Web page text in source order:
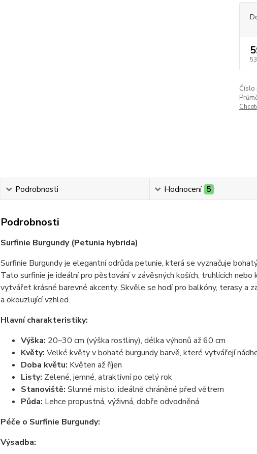
Číslo
Podrobnosti Hodnocení 5
Podrobnosti
Surfinie Burgundy (Petunia hybrida)
Surfinie Burgundy je elegantní odrůda petunie, která se vyznačuje
Tato surfinie je ideální pro pěstování v závěsných koších, truhlících
vytvářet krásné barevné akcenty. Skvěle se hodí pro balkóny, terasy a
a okouzlující vzhled.
Hlavní charakteristiky:
Výška: 20–30 cm (výška rostliny), délka výhonů až 60 cm
Květy: Velké květy v bohaté burgundy barvě, které vytvářejí
Doba květu: Květen až říjen
Listy: Zelené, jemné, atraktivní po celý rok
Stanoviště: Slunné místo, ideálně chráněné před větrem
Půda: Lehce propustná, výživná, dobře odvodněná
Péče o Surfinie Burgundy:
Výsadba: